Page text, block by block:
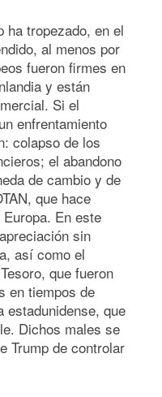
ha tropezado, en el
al menos por
fueron firmes en
y están
Si el
enfrentamiento
colapso de los
el abandono
de cambio y de
que hace
En este
sin
así como el
que fueron
en tiempos de
que
Dichos males se
Trump de controlar